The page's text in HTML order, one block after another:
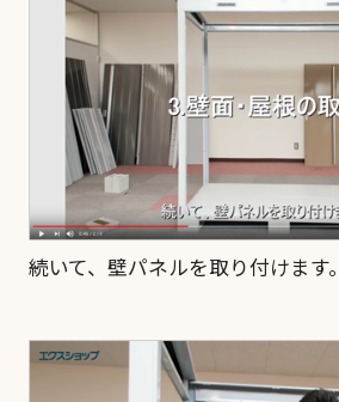
続いて、壁パネルを取り付けます。